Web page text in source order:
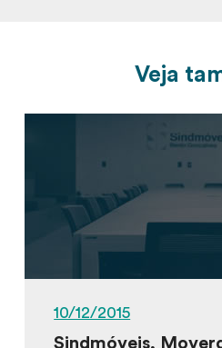
Veja
10/12/2015
Sindmóveis,